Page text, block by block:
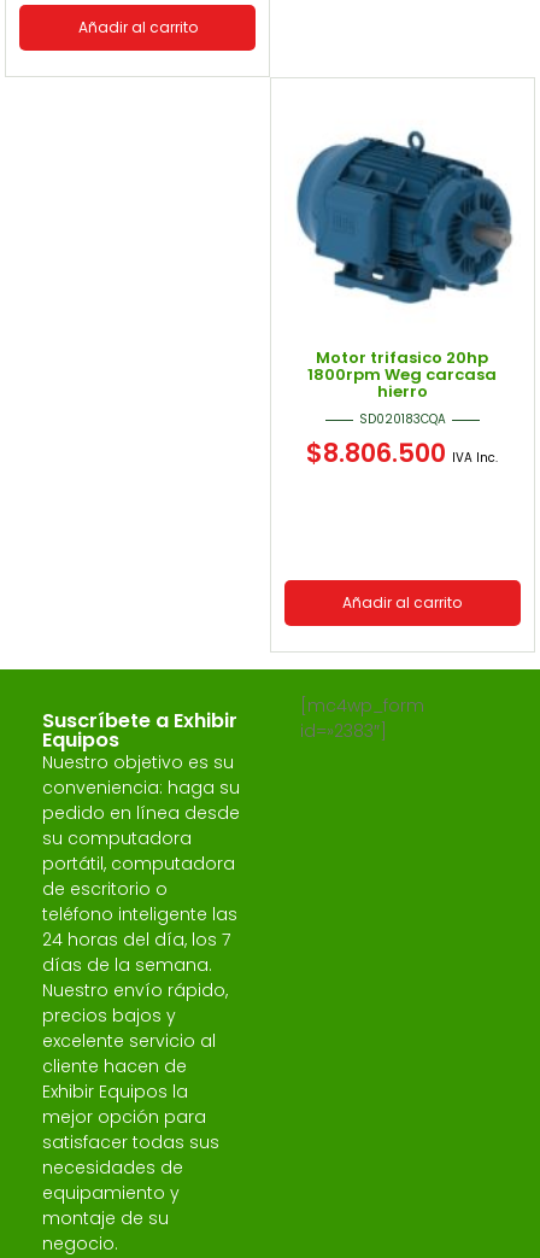
Añadir al carrito
Motor trifasico 20hp
1800rpm Weg carcasa
hierro
SD020183CQA
$8.806.500 IVA Inc.
Añadir al carrito
Suscríbete a Exhibir
Equipos
Nuestro objetivo es su
conveniencia: haga su
pedido en línea desde
su computadora
portátil, computadora
de escritorio o
teléfono inteligente las
24 horas del día, los 7
días de la semana.
Nuestro envío rápido,
precios bajos y
excelente servicio al
cliente hacen de
Exhibir Equipos la
mejor opción para
satisfacer todas sus
necesidades de
equipamiento y
montaje de su
negocio.
[mc4wp_form
id=»2383″]